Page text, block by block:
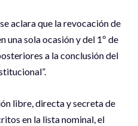
aclara que la revocación de
una sola ocasión y del 1º de
a la conclusión del
libre, directa y secreta de
en la lista nominal, el